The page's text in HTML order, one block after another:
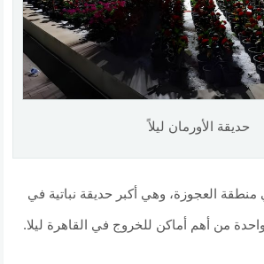
حديقة الأورمان ليلاً
منطقة العجوزة، وهي أكبر حديقة نباتية في
من أهم أماكن للخروج في القاهرة ليلا.